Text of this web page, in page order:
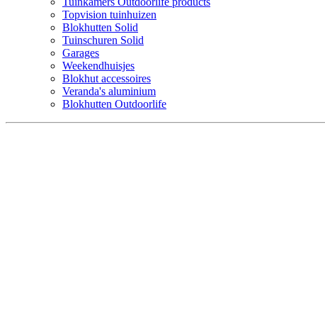
Topvision tuinhuizen
Blokhutten Solid
Tuinschuren Solid
Garages
Weekendhuisjes
Blokhut accessoires
Veranda's aluminium
Blokhutten Outdoorlife